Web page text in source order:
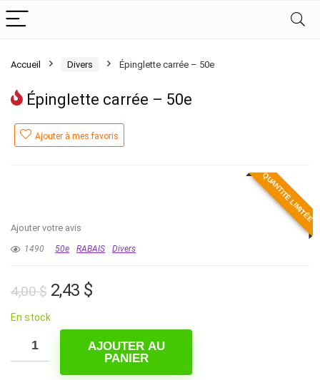
Accueil Divers Épinglette carrée – 50e
Épinglette carrée – 50e
Ajouter à mes favoris
QUANTITÉ LIMITÉE
Ajouter votre avis
1490 50e RABAIS Divers
4,00$ Le
initial
était :
4,00 $.
2,43 $Le
actuel
est :
En stock
AJOUTER AU
PANIER